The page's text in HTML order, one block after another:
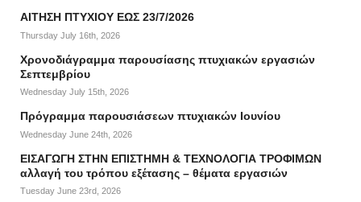
ΑΙΤΗΣΗ ΠΤΥΧΙΟΥ ΕΩΣ 23/7/2026
Thursday July 16th, 2026
Χρονοδιάγραμμα παρουσίασης πτυχιακών εργασιών
Σεπτεμβρίου
Wednesday July 15th, 2026
Πρόγραμμα παρουσιάσεων πτυχιακών Ιουνίου
Wednesday June 24th, 2026
ΕΙΣΑΓΩΓΗ ΣΤΗΝ ΕΠΙΣΤΗΜΗ & ΤΕΧΝΟΛΟΓΙΑ ΤΡΟΦΙΜΩΝ
αλλαγή του τρόπου εξέτασης – θέματα εργασιών
Tuesday June 23rd, 2026